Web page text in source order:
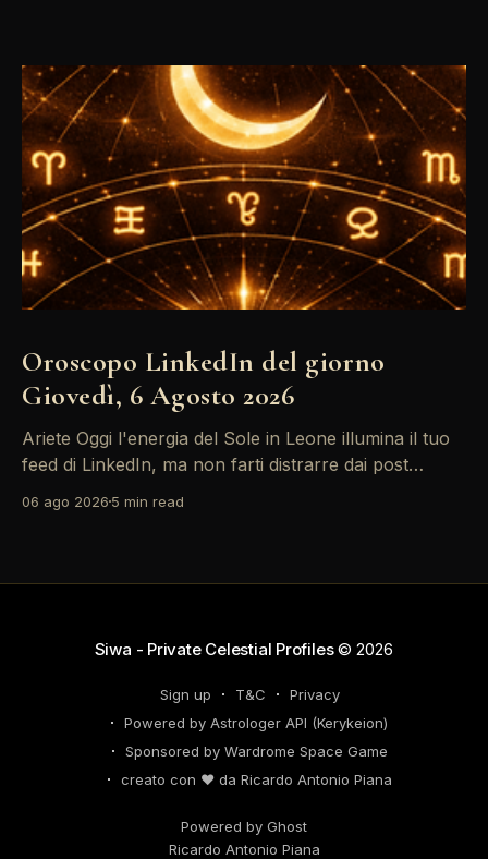
Oroscopo LinkedIn del giorno
Giovedì, 6 Agosto 2026
Ariete Oggi l'energia del Sole in Leone illumina il tuo
feed di LinkedIn, ma non farti distrarre dai post
tuoi desideri professionali! Giove ti spinge verso il
06 ago 2026 5 min read
Siwa - Private Celestial Profiles© 2026
Sign up T&C
Privacy
Powered by Astrologer API (Kerykeion)
Sponsored by Wardrome Space Game
creato con ❤️ da Ricardo Antonio Piana
Powered by Ghost
Ricardo Antonio Piana